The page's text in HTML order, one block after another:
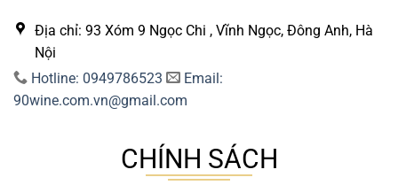
Địa chỉ: 93 Xóm 9 Ngọc Chi , Vĩnh Ngọc, Đông Anh, Hà
Nội
Hotline: 0949786523
Email:
90wine.com.vn@gmail.com
CHÍNH SÁCH